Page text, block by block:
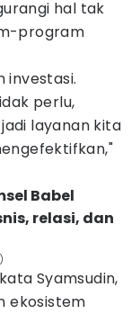
hal tak
program
investasi.
perlu,
layanan kita
Babel
relasi, dan
Syamsudin,
ekosistem